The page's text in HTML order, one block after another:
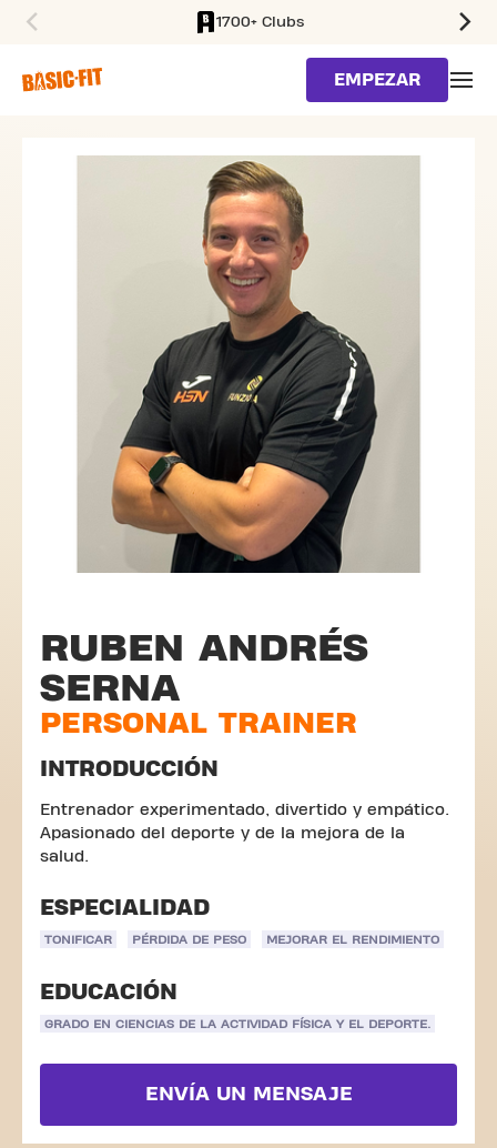
1700+ Clubs
EMPEZAR
RUBEN ANDRÉS
SERNA
PERSONAL TRAINER
INTRODUCCIÓN
Entrenador experimentado, divertido y empático.
Apasionado del deporte y de la mejora de la
salud.
ESPECIALIDAD
TONIFICAR PÉRDIDA DE PESO MEJORAR EL RENDIMIENTO
EDUCACIÓN
GRADO EN CIENCIAS DE LA ACTIVIDAD FÍSICA Y EL DEPORTE.
ENVÍA UN MENSAJE